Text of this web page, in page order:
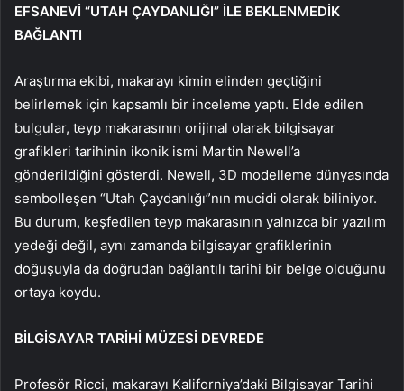
EFSANEVİ “UTAH ÇAYDANLIĞI” İLE BEKLENMEDİK
BAĞLANTI
Araştırma ekibi, makarayı kimin elinden geçtiğini
belirlemek için kapsamlı bir inceleme yaptı. Elde edilen
bulgular, teyp makarasının orijinal olarak bilgisayar
grafikleri tarihinin ikonik ismi Martin Newell’a
gönderildiğini gösterdi. Newell, 3D modelleme dünyasında
sembolleşen “Utah Çaydanlığı”nın mucidi olarak biliniyor.
Bu durum, keşfedilen teyp makarasının yalnızca bir yazılım
yedeği değil, aynı zamanda bilgisayar grafiklerinin
doğuşuyla da doğrudan bağlantılı tarihi bir belge olduğunu
ortaya koydu.
BİLGİSAYAR TARİHİ MÜZESİ DEVREDE
Profesör Ricci, makarayı Kaliforniya’daki Bilgisayar Tarihi